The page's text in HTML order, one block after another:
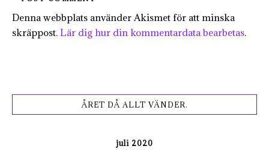
Denna webbplats använder Akismet för att minska
skräppost. Lär dig hur din kommentardata bearbetas.
ÅRET DÅ ALLT VÄNDER.
juli 2020